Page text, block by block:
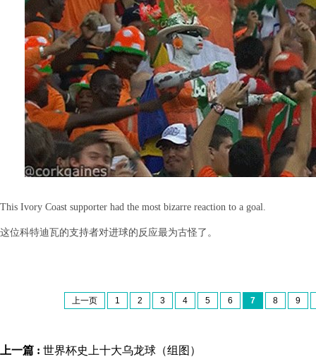
This Ivory Coast supporter had the most bizarre reaction to a goal.
这位科特迪瓦的支持者对进球的反应最为古怪了。
上一页 1 2 3 4 5 6 7 8 9
上一篇 : 世界杯史上十大乌龙球（组图）